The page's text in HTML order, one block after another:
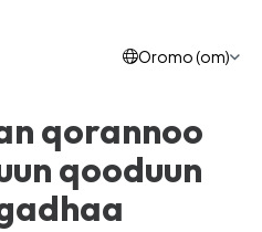
Oromo (om)
qorannoo
qooduun